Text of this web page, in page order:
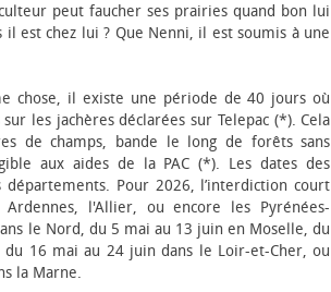
peut faucher ses prairies quand bon lui
est chez lui ? Que Nenni, il est soumis à une
chose, il existe une période de 40 jours où
les jachères déclarées sur Telepac (*). Cela
de champs, bande le long de forêts sans
aux aides de la PAC (*). Les dates des
Pour 2026, l’interdiction court
l'Allier, ou encore les Pyrénées-
le Nord, du 5 mai au 13 juin en Moselle, du
16 mai au 24 juin dans le Loir-et-Cher, ou
la Marne.